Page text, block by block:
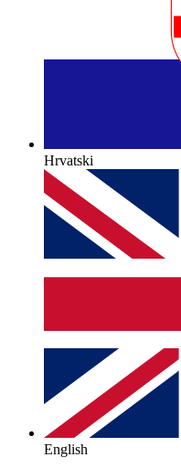
Hrvatski
English